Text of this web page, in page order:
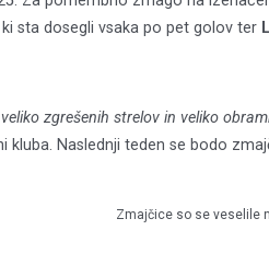
ki sta dosegli vsaka po pet golov ter
zgrešenih strelov in veliko
kluba. Naslednji teden se bodo
Zmajčice so se veselile